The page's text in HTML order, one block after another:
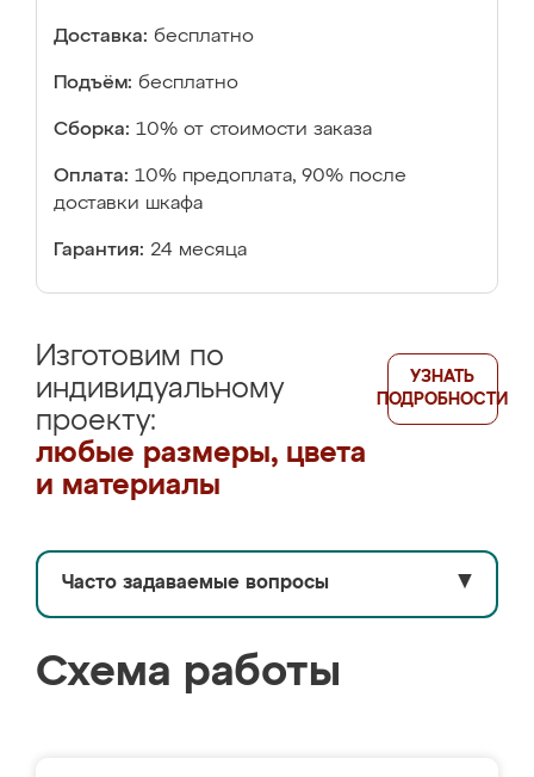
Доставка: бесплатно
Подъём: бесплатно
Сборка: 10% от стоимости заказа
Оплата: 10% предоплата, 90% после
доставки шкафа
Гарантия: 24 месяца
Изготовим по
индивидуальному
проекту:
любые размеры, цвета
и материалы
УЗНАТЬ
ПОДРОБНОСТИ
Часто задаваемые вопросы ▼
Схема работы